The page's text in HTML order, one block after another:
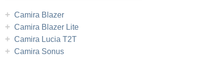
+ Camira Blazer
+ Camira Blazer Lite
+ Camira Lucia T2T
+ Camira Sonus